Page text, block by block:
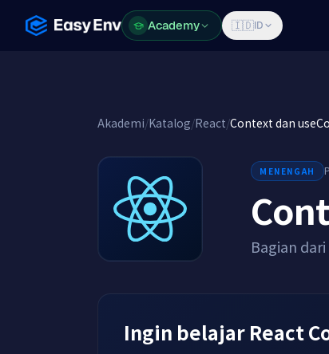
Academy
Academy 🇮🇩ID
Akademi/Katalog/React/Context dan
MENENGAH
Bagian
Ingin belajar React